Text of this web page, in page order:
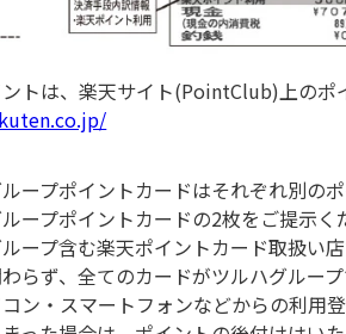
トは、楽天サイト(PointClub)上のポ
ープポイントカードはそれぞれ別のポ
ープポイントカードの2枚をご提示く
ープ含む楽天ポイントカード取扱い店
らず、全てのカードがツルハグループ
ン・スマートフォンなどからの利用登